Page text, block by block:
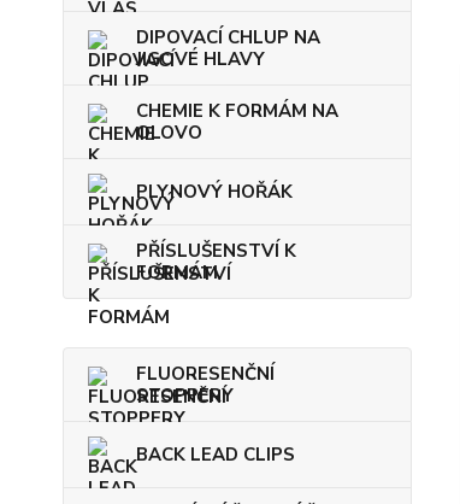
DIPOVACÍ CHLUP NA
JIGOVÉ HLAVY
CHEMIE K FORMÁM NA
OLOVO
PLYNOVÝ HOŘÁK
PŘÍSLUŠENSTVÍ K
FORMÁM
FLUORESENČNÍ
STOPPERY
BACK LEAD CLIPS